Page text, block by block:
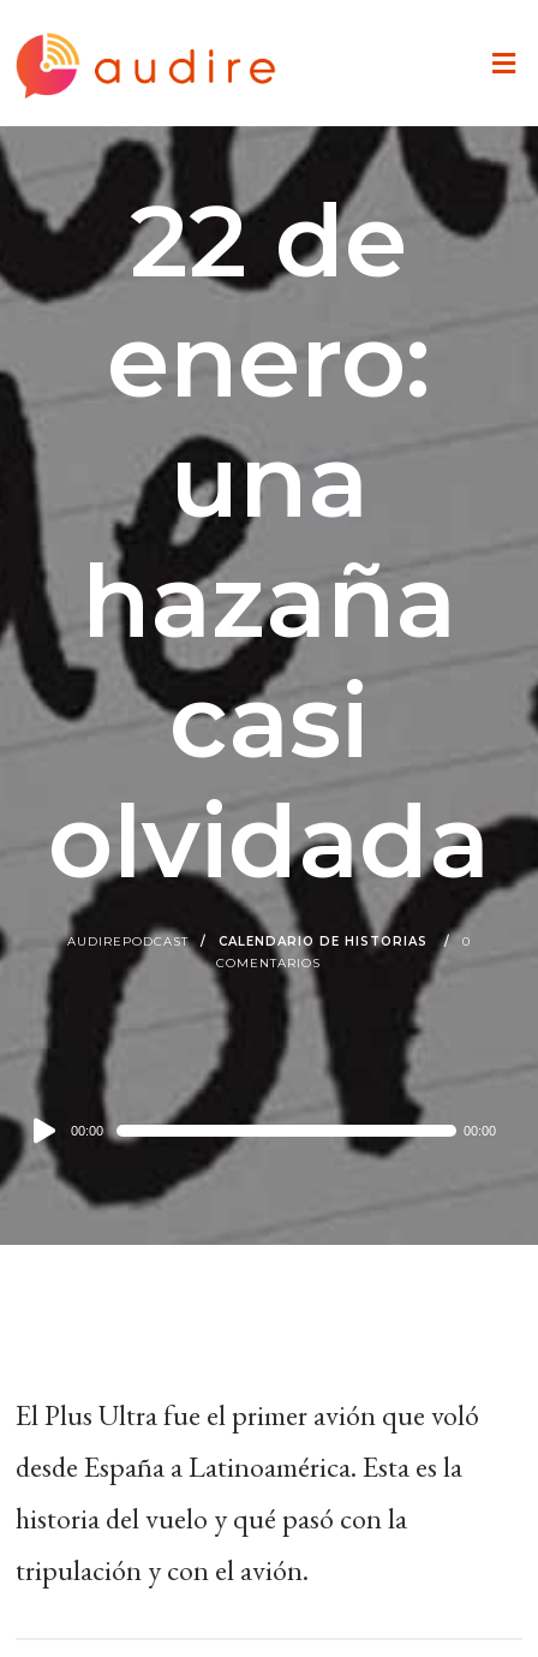
22 de
enero:
una
hazaña
casi
olvidada
AUDIREPODCAST CALENDARIO DE HISTORIAS
0
COMENTARIOS
Audio
Player
00:00 00:00
El Plus Ultra fue el primer avión que voló
desde España a Latinoamérica. Esta es la
historia del vuelo y qué pasó con la
tripulación y con el avión.